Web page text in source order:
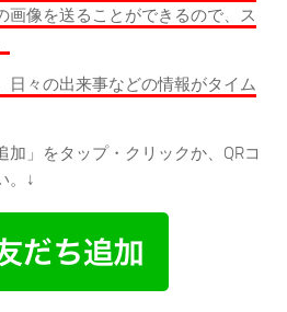
画像を送ることができるので、ス
日々の出来事などの情報がタイム
加」をタップ・クリックか、QRコ
。↓